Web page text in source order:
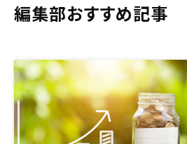
編集部おすすめ記事